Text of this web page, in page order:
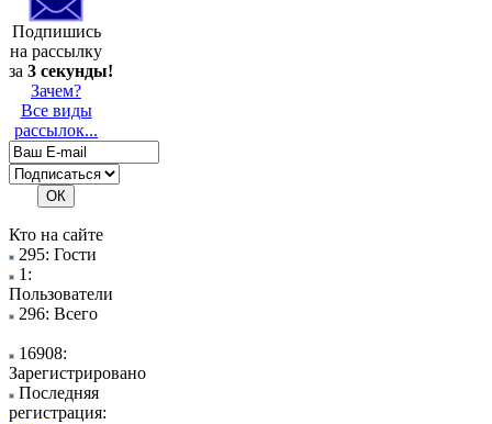
Подпишись
на рассылку
за 3 секунды!
Зачем?
Все виды
рассылок...
Кто на сайте
295: Гости
1:
Пользователи
296: Всего
16908:
Зарегистрировано
Последняя
регистрация: